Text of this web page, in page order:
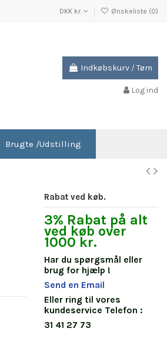
DKK kr. Ønskeliste (0)
Indkøbskurv /Tøm
Log ind
Brugte /Udstilling
Rabat ved køb.
3% Rabat på alt
ved køb over
1000 kr.
Har du spørgsmål eller
brug for hjælp !
Send en Email
Eller ring til vores
kundeservice Telefon :
31 41 27 73